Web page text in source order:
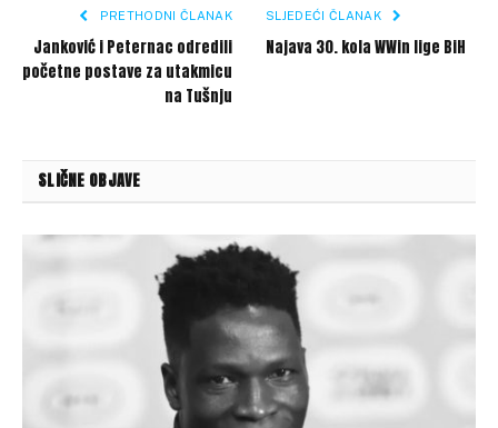
PRETHODNI ČLANAK
Janković i Peternac odredili
početne postave za utakmicu
na Tušnju
SLJEDEĆI ČLANAK
Najava 30. kola WWin lige BiH
SLIČNE OBJAVE